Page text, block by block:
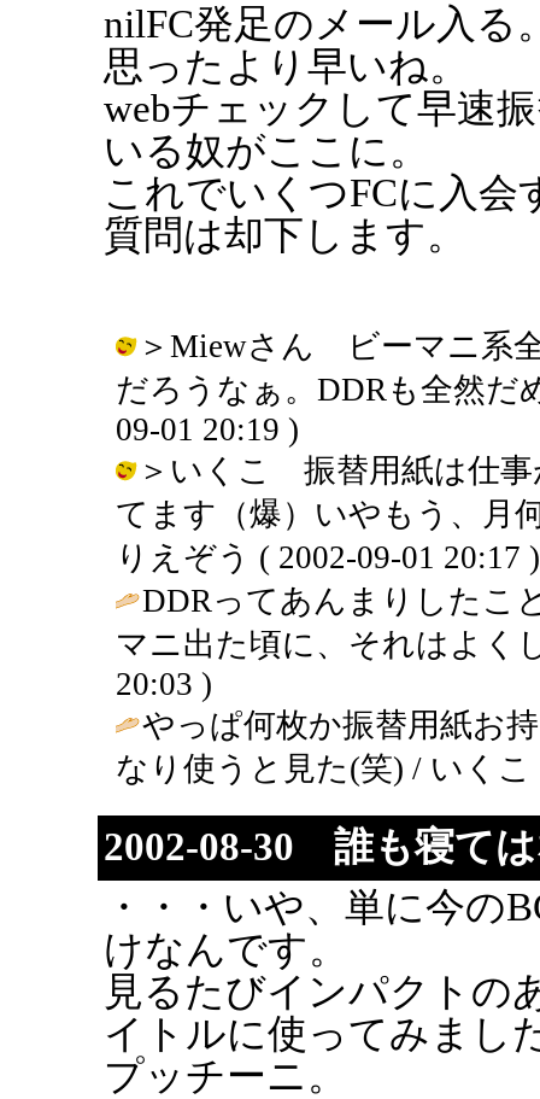
nilFC発足のメール入る
思ったより早いね。
webチェックして早速
いる奴がここに。
これでいくつFCに入
質問は却下します。
＞Miewさん ビーマニ系
だろうなぁ。DDRも全然だ
09-01 20:19 )
＞いくこ 振替用紙は仕事
てます（爆）いやもう、月
りえぞう ( 2002-09-01 20:17 )
DDRってあんまりしたこ
マニ出た頃に、それはよく
20:03 )
やっぱ何枚か振替用紙お
なり使うと見た(笑) / いくこ
2002-08-30 誰も寝て
・・・いや、単に今の
けなんです。
見るたびインパクトの
イトルに使ってみまし
プッチーニ。